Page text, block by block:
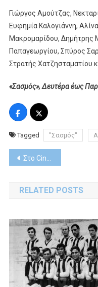
Γιώργος Αμούτζας,
Ευφημία Καλογιάννη,
Μακρομαρίδου, Δημήτρης
Παπαγεωργίου, Σπύρος
Στρατής Χατζησταματίου
«Σασμός», Δευτέρα έως
Tagged "Σασμός"
Post
navigation
Στο Cinobo τον Μάρτιο
RELATED POSTS